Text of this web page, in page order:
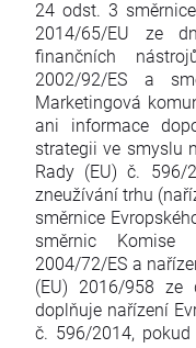
24 odst. 3
2014/65/EU ze
finančních
2002/92/ES a
Marketingová
ani informace
strategii ve smyslu
Rady (EU) č.
zneužívání trhu
směrnice
směrnic Komise
2004/72/ES a
(EU) 2016/958 ze
doplňuje nařízení
č. 596/2014,